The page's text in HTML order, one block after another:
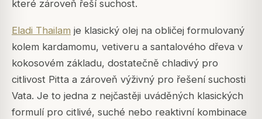
které zároveň řeší suchost.
Eladi Thailam je klasický olej na obličej formulovaný
kolem kardamomu, vetiveru a santalového dřeva v
kokosovém základu, dostatečně chladivý pro
citlivost Pitta a zároveň výživný pro řešení suchosti
Vata. Je to jedna z nejčastěji uváděných klasických
formulí pro citlivé, suché nebo reaktivní kombinace